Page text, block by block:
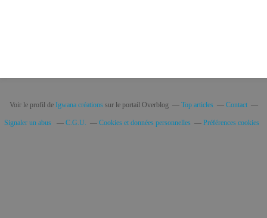
Voir le profil de Igwana créationssur le portail Overblog Top articles Contact
Signaler un abus C.G.U. Cookies et données personnelles Préférences cookies